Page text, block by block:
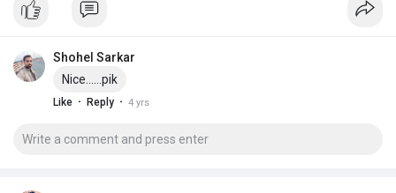
Shohel Sarkar
Nice......pik
Like · Reply · 4 yrs